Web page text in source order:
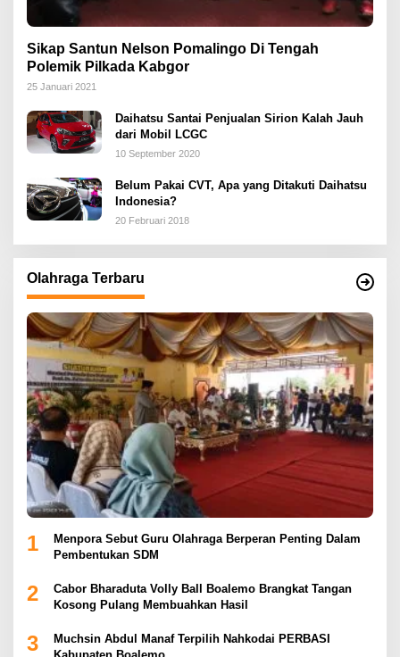
Sikap Santun Nelson Pomalingo Di Tengah
Polemik Pilkada Kabgor
25 Januari 2021
Daihatsu Santai Penjualan Sirion Kalah Jauh
dari Mobil LCGC
10 September 2020
Belum Pakai CVT, Apa yang Ditakuti Daihatsu
Indonesia?
20 Februari 2018
Olahraga Terbaru
1
Menpora Sebut Guru Olahraga Berperan Penting Dalam
Pembentukan SDM
2
Cabor Bharaduta Volly Ball Boalemo Brangkat Tangan
Kosong Pulang Membuahkan Hasil
3
Muchsin Abdul Manaf Terpilih Nahkodai PERBASI